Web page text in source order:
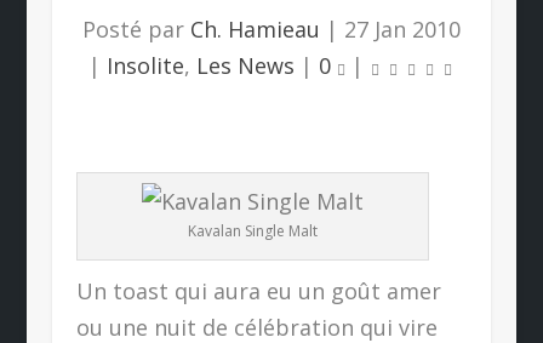
Posté par Ch. Hamieau | 27 Jan 2010
| Insolite, Les News | 0 |
Kavalan Single Malt
Un toast qui aura eu un goût amer
ou une nuit de célébration qui vire